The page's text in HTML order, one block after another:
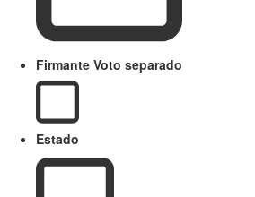
Firmante Voto separado
Estado